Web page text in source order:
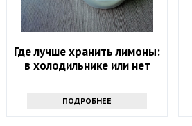
Где лучше хранить лимоны:
в холодильнике или нет
ПОДРОБНЕЕ